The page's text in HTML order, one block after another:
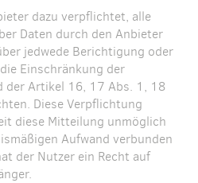
dazu verpflichtet, alle
Daten durch den Anbieter
jedwede Berichtigung oder
Einschränkung der
der Artikel 16, 17 Abs. 1, 18
Diese Verpflichtung
diese Mitteilung unmöglich
Aufwand verbunden
der Nutzer ein Recht auf